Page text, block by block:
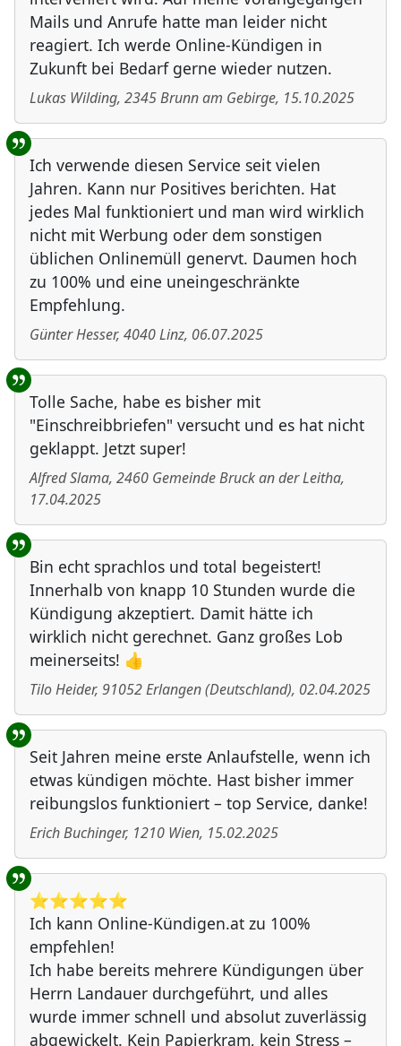
Mails und Anrufe hatte man leider nicht
reagiert. Ich werde Online-Kündigen in
Zukunft bei Bedarf gerne wieder nutzen.
Lukas Wilding, 2345Brunn am Gebirge, 15.10.2025
Ich verwende diesen Service seit vielen
Jahren. Kann nur Positives berichten. Hat
jedes Mal funktioniert und man wird wirklich
nicht mit Werbung oder dem sonstigen
üblichen Onlinemüll genervt. Daumen hoch
zu 100% und eine uneingeschränkte
Empfehlung.
Günter Hesser, 4040Linz, 06.07.2025
Tolle Sache, habe es bisher mit
"Einschreibbriefen" versucht und es hat nicht
geklappt. Jetzt super!
Alfred Slama, 2460 Gemeinde Bruck an der Leitha,
17.04.2025
Bin echt sprachlos und total begeistert!
Innerhalb von knapp 10 Stunden wurde die
Kündigung akzeptiert. Damit hätte ich
wirklich nicht gerechnet. Ganz großes Lob
meinerseits! 👍
Tilo Heider, 91052Erlangen(Deutschland), 02.04.2025
Seit Jahren meine erste Anlaufstelle, wenn ich
etwas kündigen möchte. Hast bisher immer
reibungslos funktioniert – top Service, danke!
Erich Buchinger, 1210 Wien, 15.02.2025
⭐️⭐️⭐️⭐️⭐️
Ich kann Online-Kündigen.at zu 100%
empfehlen!
Ich habe bereits mehrere Kündigungen über
Herrn Landauer durchgeführt, und alles
wurde immer schnell und absolut zuverlässig
abgewickelt. Kein Papierkram, kein Stress –